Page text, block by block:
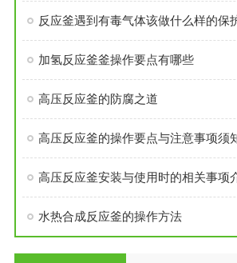
反应釜遇到有毒气体该做什么样的保
加氢反应釜釜操作要点有哪些
高压反应釜的防腐之道
高压反应釜的操作要点与注意事项须
高压反应釜安装与使用时的相关事项
水热合成反应釜的操作方法